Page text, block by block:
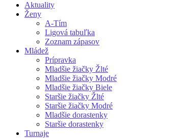
Aktuality
Ženy
A-Tím
Ligová tabuľka
Zoznam zápasov
Mládež
Prípravka
Mladšie žiačky Žlté
Mladšie žiačky Modré
Mladšie žiačky Biele
Staršie žiačky Žlté
Staršie žiačky Modré
Mladšie dorastenky
Staršie dorastenky
Turnaje